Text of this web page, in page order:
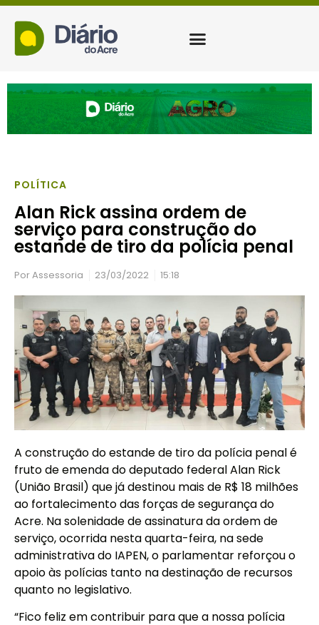
POLÍTICA
Alan Rick assina ordem de
serviço para construção do
estande de tiro da polícia penal
PorAssessoria 23/03/2022 15:18
A construção do estande de tiro da polícia penal é
fruto de emenda do deputado federal Alan Rick
(União Brasil) que já destinou mais de R$ 18 milhões
ao fortalecimento das forças de segurança do
Acre. Na solenidade de assinatura da ordem de
serviço, ocorrida nesta quarta-feira, na sede
administrativa do IAPEN, o parlamentar reforçou o
apoio às polícias tanto na destinação de recursos
quanto no legislativo.
“Fico feliz em contribuir para que a nossa polícia